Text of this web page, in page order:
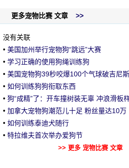
更多宠物比赛 文章 >>
没有关联
• 美国加州举行宠物狗“跳远”大赛
• 学习正确的使用狗绳训练狗
• 美国宠物狗39秒咬爆100个气球破吉尼
• 如何训练狗狗衔取东西
• 狗“成精”了：开车撞树装无辜 冲浪滑板
• 加拿大宠物狗潮范儿十足 粉丝量达10万
• 如何训练泰迪犬随行
• 特拉维夫首次举办爱狗节
>> 更多 宠物比赛 文章